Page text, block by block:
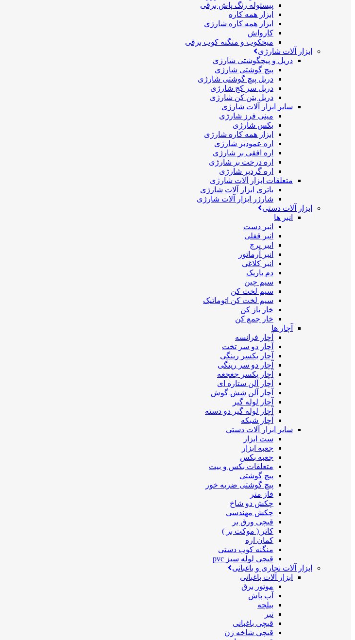
پیستوله رنگ پاش برقی
ابزار همه کاره
ابزار همه کاره شارژی
کارواش
میخکوب و منگنه کوب برقی
ابزار آلات شارژی
دریل و پیچگوشتی شارژی
پیچ گوشتی شارژی
دریل پیچ گوشتی شارژی
دریل سر کج شارژی
دریل بتن کن شارژی
سایر ابزار آلات شارژی
مینی فرز شارژی
بکس شارژی
ابزار همه کاره شارژی
اره عمودبر شارژی
اره افقی بر شارژی
اره درخت بر شارژی
اره گردبر شارژی
متعلقات ابزار آلات شارژی
باتری ابزار آلات شارژی
شارژر ابزار آلات شارژی
ابزار آلات دستی
انبر ها
انبر دست
انبر قفلی
انبر پرچ
انبر آرماتور
انبر کلاغی
دم باریک
سیم چین
سیم لخت کن
سیم لخت کن اتوماتیک
خار باز کن
خار جمع کن
آچار ها
آچار فرانسه
آچار دو سر تخت
آچار یکسر رینگی
آچار دو سر رینگی
آچار یکسر جغجغه
آچار آلن ستاره ای
آچار آلن شش گوش
آچار لوله گیر
آچار لوله گیر دو دسته
آچار شبکه
سایر ابزار آلات دستی
ست ابزار
جعبه ابزار
جعبه بکس
متعلقات بکس و بیت
پیچ گوشتی
پیچ گوشتی ضربه خور
فاز متر
چکش دو شاخ
چکش مهندسی
قیچی ورق بر
کاتر ( موکت بر )
کمان اره
منگنه کوب دستی
قیچی لوله سبز pvc
ابزار آلات نجاری و باغبانی
ابزار آلات باغبانی
موتور برق
آب پاش
بیلچه
تبر
قیچی باغبانی
قیچی شاخه زن